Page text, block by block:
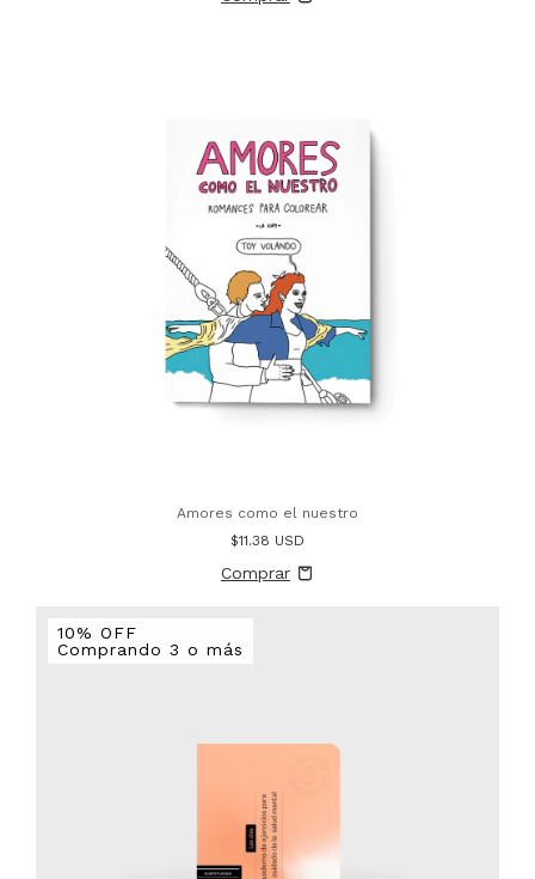
Amores como el nuestro
$11.38 USD
10% OFF
Comprando 3 o más